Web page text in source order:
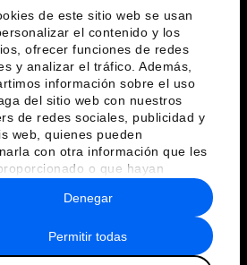
de este sitio web se usan
el contenido y los
ofrecer funciones de redes
y analizar el tráfico. Además,
información sobre el uso
del sitio web con nuestros
de redes sociales, publicidad y
web, quienes pueden
con otra información que les
o que hayan
a partir del uso que haya
de sus servicios.
Permitir todas
Denegar
idiomas
y normas de uso